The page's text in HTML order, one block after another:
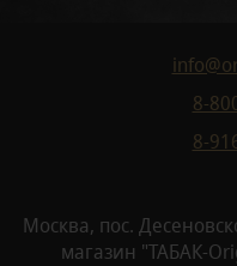
8-
8-
Москва, пос.
магазин "ТАБАК-